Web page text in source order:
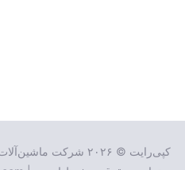
کپی‌رایت © ۲۰۲۶ شرکت